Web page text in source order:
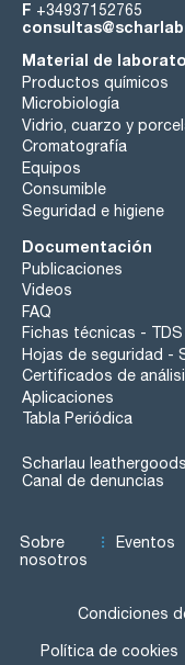
F +34937152765
Material de
Productos químicos
Microbiología
Vidrio, cuarzo y
Cromatografía
Equipos
Consumible
Seguridad e higiene
Documentación
Publicaciones
Videos
FAQ
Fichas técnicas - TDS
Hojas de seguridad -
Certificados de
Aplicaciones
Tabla Periódica
Scharlau leathergoods
Canal de denuncias
Sobre
nosotros
Eventos
Condiciones
Política de cookies